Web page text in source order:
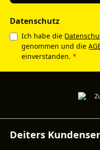
Datenschutz
Ich habe die
genommen und die
einverstanden. *
Deiters